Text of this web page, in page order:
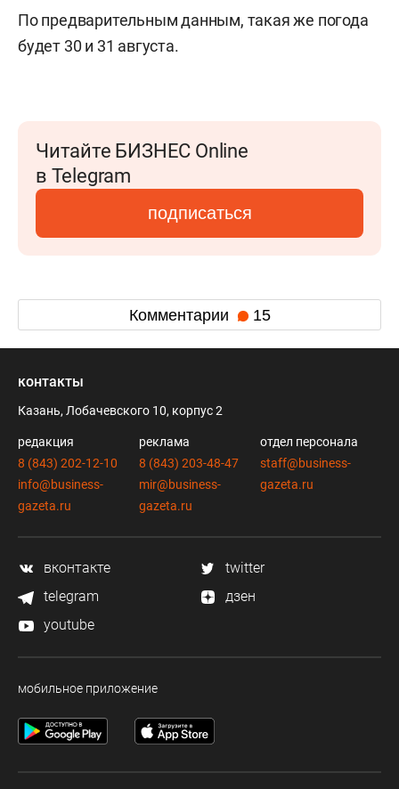
По предварительным данным, такая же погода
будет 30 и 31 августа.
Читайте БИЗНЕС Online
в Telegram
подписаться
Комментарии 15
контакты
Казань, Лобачевского 10, корпус 2
редакция
8 (843) 202-12-10
info@business-
gazeta.ru
реклама
8 (843) 203-48-47
mir@business-
gazeta.ru
отдел персонала
staff@business-
gazeta.ru
вконтакте
twitter
telegram
дзен
youtube
мобильное приложение